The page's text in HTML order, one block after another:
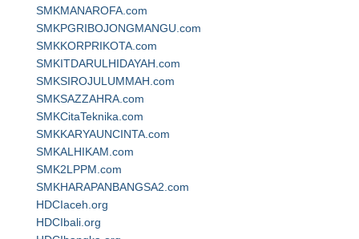
SMKMANAROFA.com
SMKPGRIBOJONGMANGU.com
SMKKORPRIKOTA.com
SMKITDARULHIDAYAH.com
SMKSIROJULUMMAH.com
SMKSAZZAHRA.com
SMKCitaTeknika.com
SMKKARYAUNCINTA.com
SMKALHIKAM.com
SMK2LPPM.com
SMKHARAPANBANGSA2.com
HDCIaceh.org
HDCIbali.org